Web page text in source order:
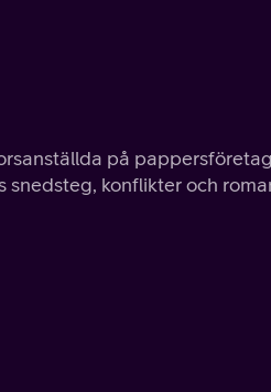
på
konflikter och